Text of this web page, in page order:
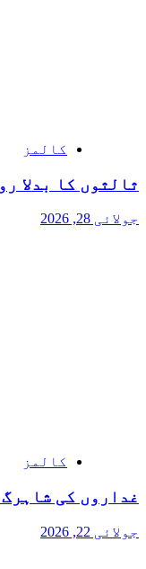
کالمز
ثالثوں کا بدلا
جولائی 28, 2026
کالمز
غداروں کی
جولائی 22, 2026